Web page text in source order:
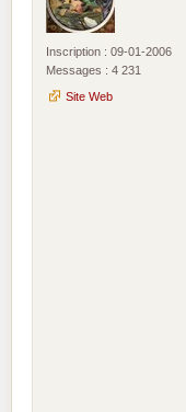
Inscription : 09-01-2006
Messages : 4 231
Site Web